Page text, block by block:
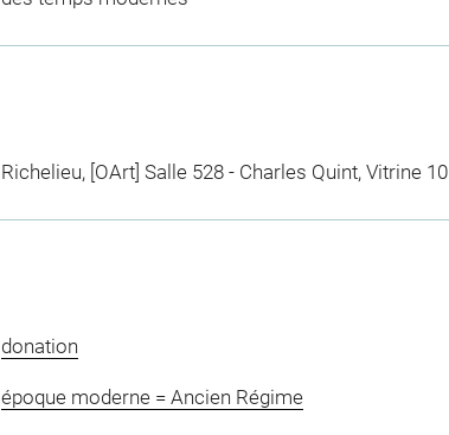
Richelieu, [OArt] Salle 528 - Charles Quint, Vitrine 10
donation
époque moderne = Ancien Régime